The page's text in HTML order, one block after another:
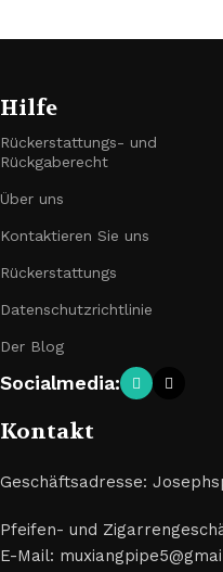
Hilfe
Rückerstattungs- und
Rückgaberecht
Über uns
Kontaktieren Sie uns
Rückerstattungs
Datenschutzrichtlinie
Der Blog
Socialmedia:
Kontakt
Geschäftsadresse:
Pfeifen- und
E-Mail: